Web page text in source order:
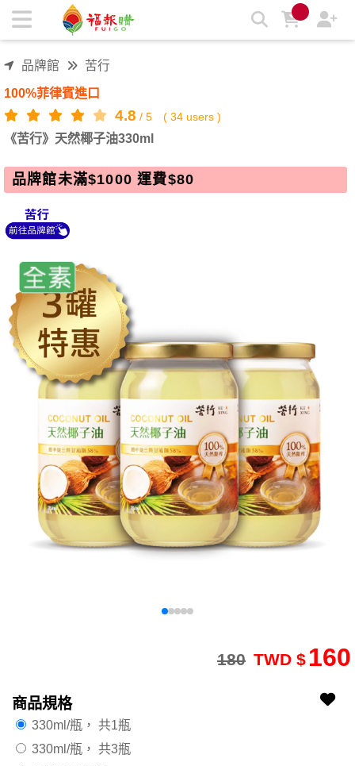
《苦行》天然椰子油330ml | 福報購蔬食購物商城
品牌館 苦行
100%菲律賓進口
4.8 / 5 ( 34 users )
《苦行》天然椰子油330ml
品牌館未滿$1000 運費$80
160
TWD $
180
商品規格
330ml/瓶， 共1瓶
330ml/瓶， 共3瓶